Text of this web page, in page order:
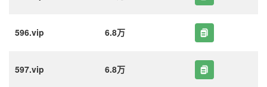
596.vip 6.8万
597.vip 6.8万